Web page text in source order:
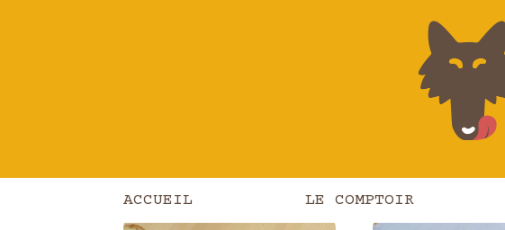
ACCUEIL LE COMPTOIR